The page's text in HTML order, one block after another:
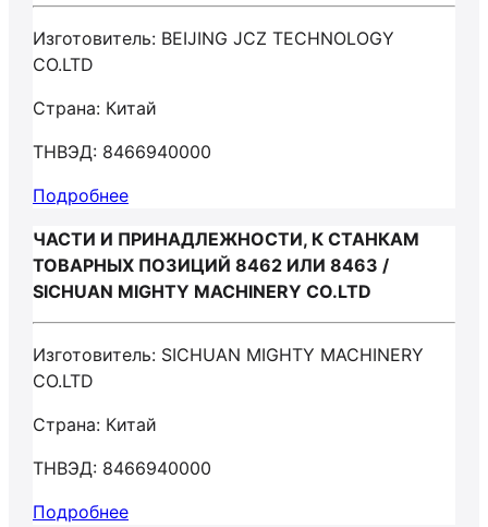
Изготовитель: BEIJING JCZ TECHNOLOGY
CO.LTD
Страна: Китай
ТНВЭД: 8466940000
Подробнее
ЧАСТИ И ПРИНАДЛЕЖНОСТИ, К СТАНКАМ
ТОВАРНЫХ ПОЗИЦИЙ 8462 ИЛИ 8463 /
SICHUAN MIGHTY MACHINERY CO.LTD
Изготовитель: SICHUAN MIGHTY MACHINERY
CO.LTD
Страна: Китай
ТНВЭД: 8466940000
Подробнее